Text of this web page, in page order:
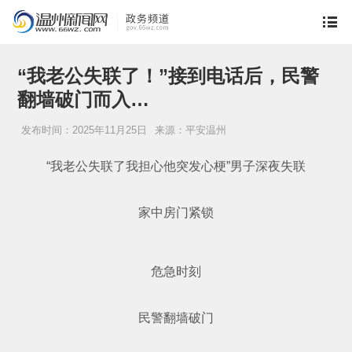
“我老公失联了！”接到电话后，民警
翻墙破门而入…
发布时间：2025年11月25日 来源：平安温州
“我老公失联了我担心他突发心梗”男子深夜失联
家中房门紧锁
危急时刻
民警翻墙破门